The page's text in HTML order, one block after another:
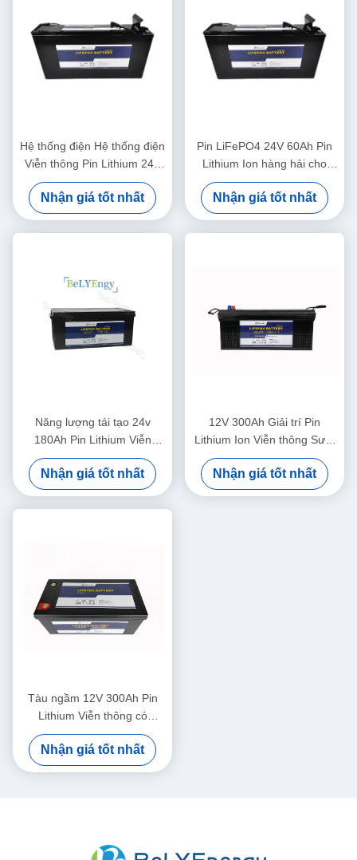
Hệ thống điện Hệ thống điện
Viễn thông Pin Lithium 24V
30Ah Pin LiFePO4
Nhận giá tốt nhất
Pin LiFePO4 24V 60Ah Pin
Lithium Ion hàng hải cho
tháp viễn thông
Nhận giá tốt nhất
Năng lượng tái tạo 24v
180Ah Pin Lithium Viễn
thông cho thiết bị y tế
Nhận giá tốt nhất
12V 300Ah Giải trí Pin
Lithium Ion Viễn thông Sưởi
ấm Bluetooth
Nhận giá tốt nhất
Tàu ngầm 12V 300Ah Pin
Lithium Viễn thông có
Bluetooth
Nhận giá tốt nhất